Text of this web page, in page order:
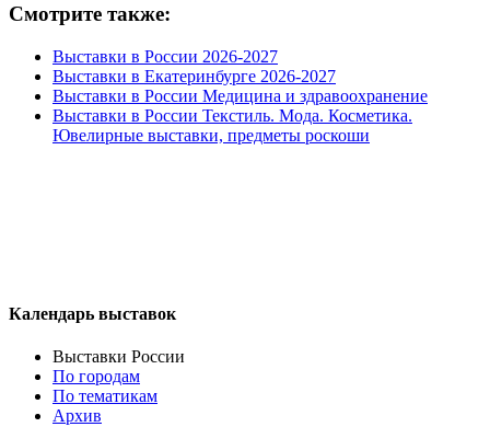
Смотрите также:
Выставки в России 2026-2027
Выставки в Екатеринбурге 2026-2027
Выставки в России Медицина и здравоохранение
Выставки в России Текстиль. Мода. Косметика.
Ювелирные выставки, предметы роскоши
Календарь выставок
Выставки России
По городам
По тематикам
Архив